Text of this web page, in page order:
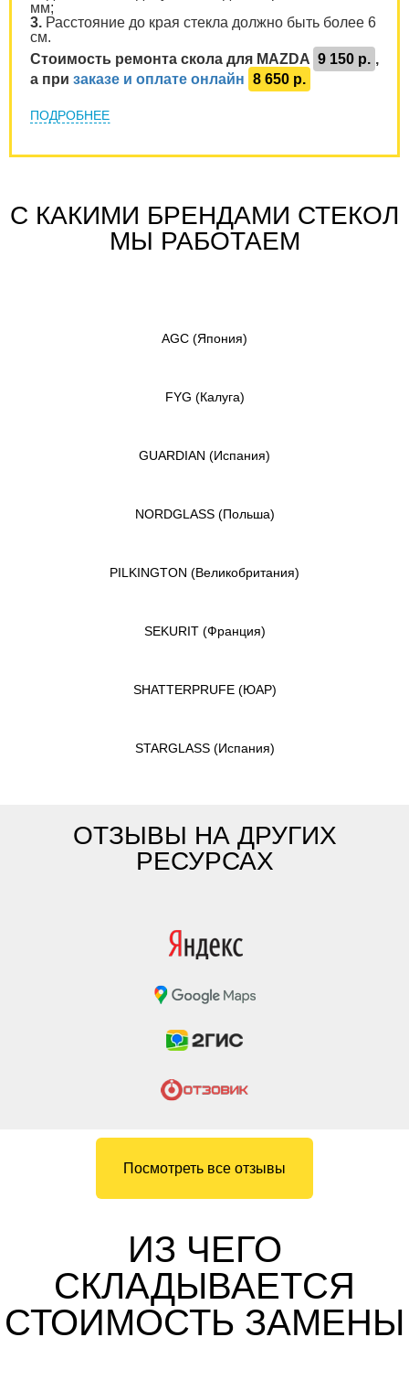
мм;
3. Расстояние до края стекла должно быть более 6
см.
Стоимость ремонта скола для MAZDA 9 150 р. ,
а при заказе и оплате онлайн 8 650 р.
ПОДРОБНЕЕ
С КАКИМИ БРЕНДАМИ СТЕКОЛ
МЫ РАБОТАЕМ
AGC (Япония)
FYG (Калуга)
GUARDIAN (Испания)
NORDGLASS (Польша)
PILKINGTON (Великобритания)
SEKURIT (Франция)
SHATTERPRUFE (ЮАР)
STARGLASS (Испания)
ОТЗЫВЫ НА ДРУГИХ
РЕСУРСАХ
Посмотреть все отзывы
ИЗ ЧЕГО
СКЛАДЫВАЕТСЯ
СТОИМОСТЬ ЗАМЕНЫ